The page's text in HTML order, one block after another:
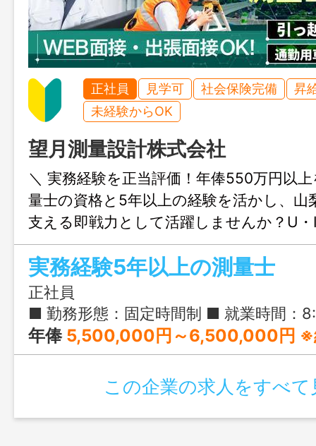
正社員 見学可 社会保険完備
昇
未経験からOK
望月測量設計株式会社
＼ 実務経験を正当評価！年俸550万円以
量士の資格と5年以上の経験を活かし、山
支える即戦力として活躍しませんか？U
越し支援も完備！
実務経験5年以上の測量士
正社員
■ 勤務形態：固定時間制 ■ 就業時間：8:30-17:30 ■ 実働時間：8
年俸 5,500,000円～6,500,000円 ※
この企業の求人をすべて